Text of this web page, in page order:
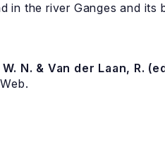
in the river Ganges and its
N. & Van der Laan, R.